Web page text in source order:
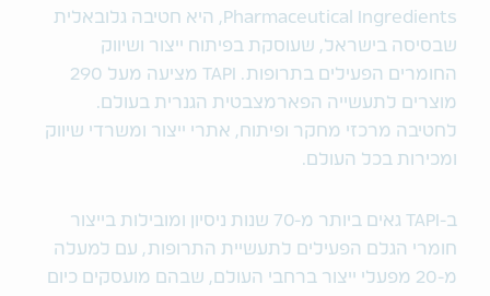
Pharmaceutical Ingredients, היא חטיבה גלובאלית
שבסיסה בישראל, שעוסקת בפיתוח ייצור ושיווק
החומרים הפעילים בתרופות. TAPI מציעה מעל 290
מוצרים לתעשייה הפארמצבטית הגנרית בעולם.
לחטיבה מרכזי מחקר ופיתוח, אתרי ייצור ומשרדי שיווק
ומכירות בכל העולם.
ב-TAPI גאים ביותר מ-70 שנות ניסיון ומובילות בייצור
חומרי הגלם הפעילים לתעשיית התרופות, עם למעלה
מ-20 מפעלי ייצור ברחבי העולם, שבהם מועסקים כיום